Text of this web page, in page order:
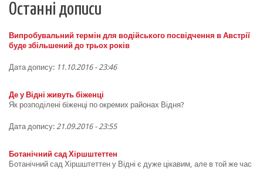
Останні дописи
Випробувальний термін для водійського посвідчення в Австрії
буде збільшений до трьох років
Дата допису: 11.10.2016 - 23:46
Де у Відні живуть біженці
Як розподілені біженці по окремих районах Відня?
Дата допису: 21.09.2016 - 23:55
Ботанічний сад Хіршштеттен
Ботанічний сад Хіршштеттен у Відні є дуже цікавим, але в той же час